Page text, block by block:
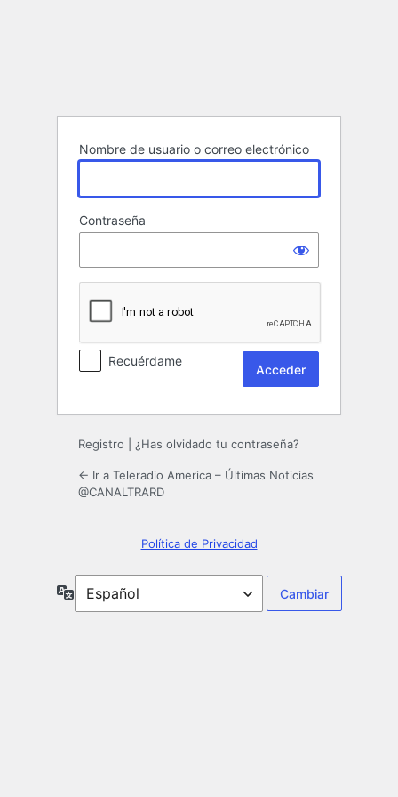
Nombre de usuario o correo electrónico
Contraseña
Recuérdame
Registro ¿Has olvidado tu contraseña?
← Ir a Teleradio America – Últimas Noticias
@CANALTRARD
Política de Privacidad
Idioma